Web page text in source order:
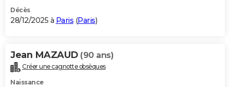
Décès
28/12/2025 à Paris (Paris)
Jean MAZAUD (90 ans)
Créer une cagnotte obsèques
Naissance